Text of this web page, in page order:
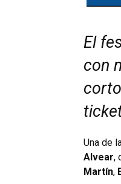
El
con
Una de
Alvear,
Martín,